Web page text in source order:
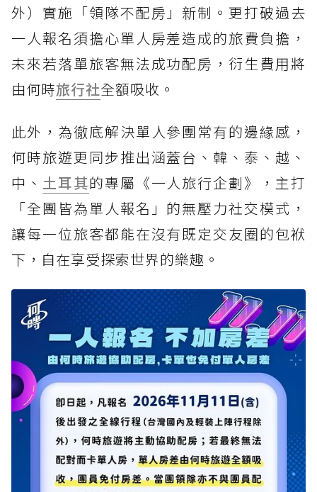
外）實施「領隊不配房」新制。更打破過去
一人報名須擔心單人房差造成的旅費負擔，
未來若落單旅客無法成功配房，衍生費用將
由何時旅行社全額吸收。
此外，為徹底解決單人參團常有的邊緣感，
何時旅遊更同步推出涵蓋台、韓、泰、越、
中、 土耳其的專屬《一人旅行企劃》，主打
「全團皆為單人報名」的無壓力社交模式，
讓每一位旅客都能在沒有既定交友圈的包袱
下，自在享受探索世界的樂趣。